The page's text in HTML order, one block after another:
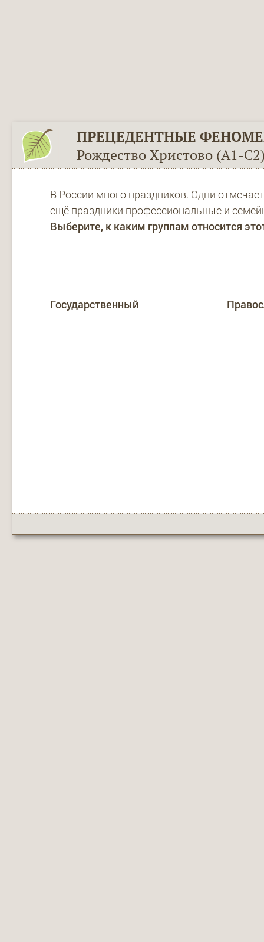
ПРЕЦЕДЕНТНЫЕ
Рождество Христово (А1-
В России много праздников. Одни
ещё праздники профессиональные и
Выберите, к каким группам относится
Государственный